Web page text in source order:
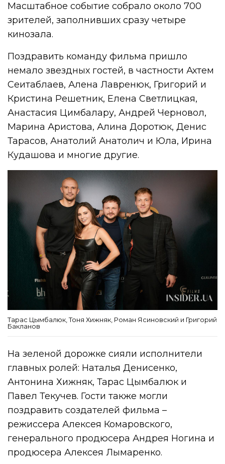
Масштабное событие собрало около 700
зрителей, заполнивших сразу четыре
кинозала.
Поздравить команду фильма пришло
немало звездных гостей, в частности Ахтем
Сеитаблаев, Алена Лавренюк, Григорий и
Кристина Решетник, Елена Светлицкая,
Анастасия Цимбалару, Андрей Черновол,
Марина Аристова, Алина Доротюк, Денис
Тарасов, Анатолий Анатолич и Юла, Ирина
Кудашова и многие другие.
Тарас Цымбалюк, Тоня Хижняк, Роман Ясиновский и Григорий
Бакланов
На зеленой дорожке сияли исполнители
главных ролей: Наталья Денисенко,
Антонина Хижняк, Тарас Цымбалюк и
Павел Текучев. Гости также могли
поздравить создателей фильма –
режиссера Алексея Комаровского,
генерального продюсера Андрея Ногина и
продюсера Алексея Лымаренко.